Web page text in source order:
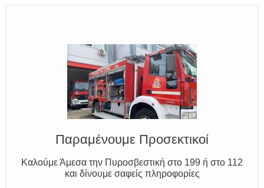
Ο Μύθος της Ξάνθης
Γνωρίζουμε τον Νέστο, την Ξάνθη και τον Κόσυνθο